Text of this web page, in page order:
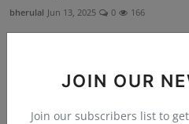
JOIN OUR
Join our subscribers list to
bherulal Jun 13, 2025 0 166